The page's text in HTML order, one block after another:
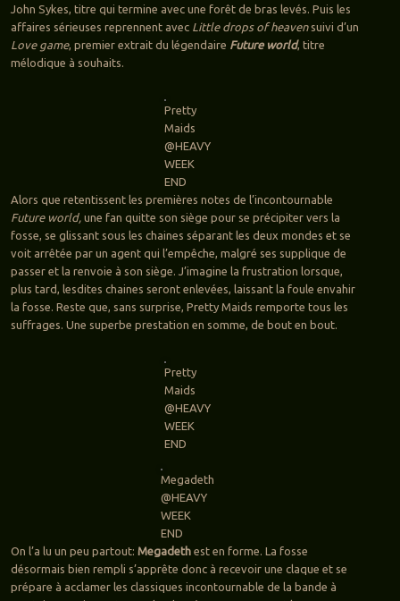
John Sykes, titre qui termine avec une forêt de bras levés. Puis les
affaires sérieuses reprennent avec Little drops of heavensuivi d’un
Love game, premier extrait du légendaire Future world, titre
mélodique à souhaits.
Pretty
Maids
@HEAVY
WEEK
END
Alors que retentissent les premières notes de l’incontournable
Future world,une fan quitte son siège pour se précipiter vers la
fosse, se glissant sous les chaines séparant les deux mondes et se
voit arrêtée par un agent qui l’empêche, malgré ses supplique de
passer et la renvoie à son siège. J’imagine la frustration lorsque,
plus tard, lesdites chaines seront enlevées, laissant la foule envahir
la fosse. Reste que, sans surprise, Pretty Maids remporte tous les
suffrages. Une superbe prestation en somme, de bout en bout.
Pretty
Maids
@HEAVY
WEEK
END
Megadeth
@HEAVY
WEEK
END
On l’a lu un peu partout: Megadeth est en forme. La fosse
désormais bien rempli s’apprête donc à recevoir une claque et se
prépare à acclamer les classiques incontournable de la bande à